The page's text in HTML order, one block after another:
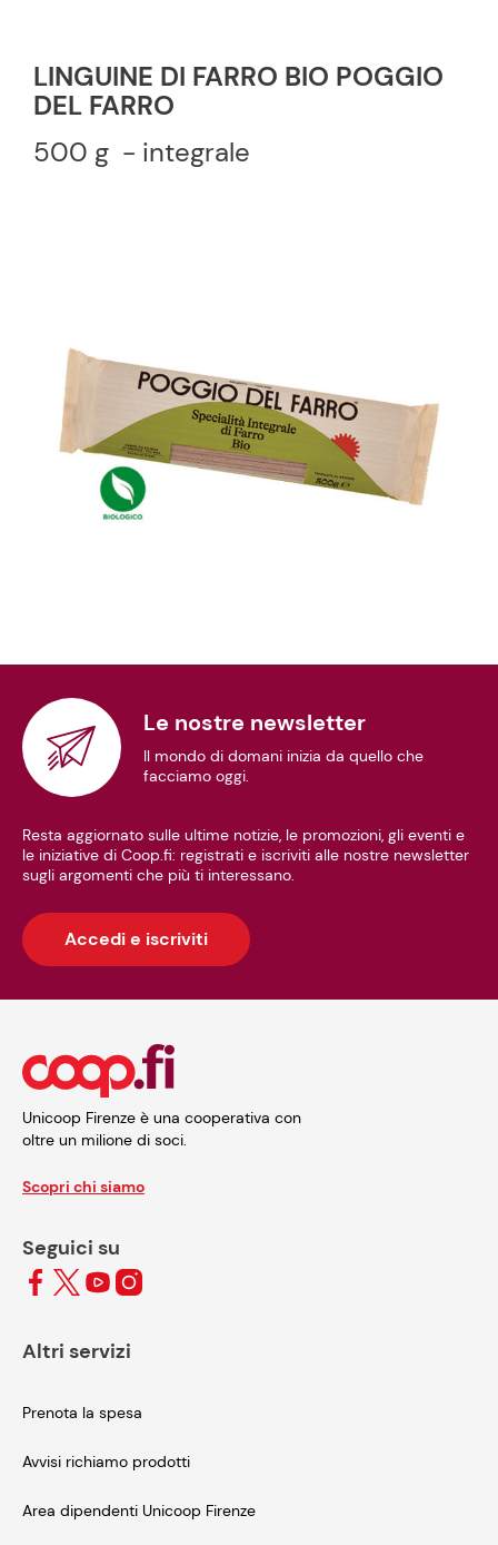
LINGUINE DI FARRO BIO POGGIO
DEL FARRO
500 g - integrale
Le nostre newsletter
Il mondo di domani inizia da quello che
facciamo oggi.
Resta aggiornato sulle ultime notizie, le promozioni, gli eventi e
le iniziative di Coop.fi: registrati e iscriviti alle nostre newsletter
sugli argomenti che più ti interessano.
Accedi e iscriviti
Unicoop Firenze è una cooperativa con
oltre un milione di soci.
Scopri chi siamo
Seguici su
Altri servizi
Prenota la spesa
Avvisi richiamo prodotti
Area dipendenti Unicoop Firenze